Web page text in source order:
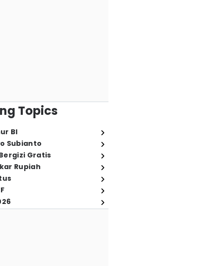
Topics
BI
Subianto
Gratis
Rupiah